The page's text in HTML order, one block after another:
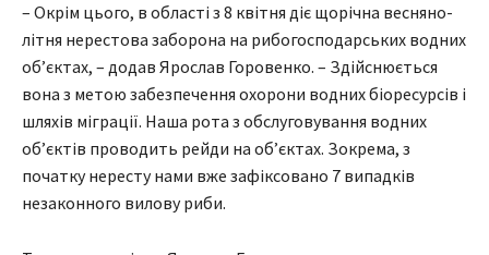
– Окрім цього, в області з 8 квітня діє щорічна весняно-
літня нерестова заборона на рибогосподарських водних
об’єктах, – додав Ярослав Горовенко. – Здійснюється
вона з метою забезпечення охорони водних біоресурсів і
шляхів міграції. Наша рота з обслуговування водних
об’єктів проводить рейди на об’єктах. Зокрема, з
початку нересту нами вже зафіксовано 7 випадків
незаконного вилову риби.